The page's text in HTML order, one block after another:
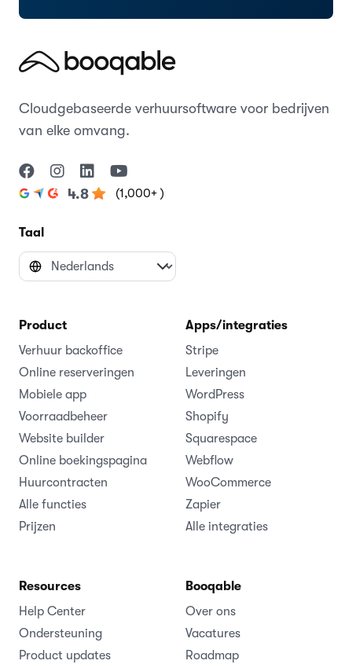
Cloudgebaseerde verhuursoftware voor bedrijven
van elke omvang.
4.8 (1,000+ )
Taal
Product
Verhuur backoffice
Online reserveringen
Mobiele app
Voorraadbeheer
Website builder
Online boekingspagina
Huurcontracten
Alle functies
Prijzen
Apps/integraties
Stripe
Leveringen
WordPress
Shopify
Squarespace
Webflow
WooCommerce
Zapier
Alle integraties
Resources
Help Center
Ondersteuning
Product updates
Booqable
Over ons
Vacatures
Roadmap